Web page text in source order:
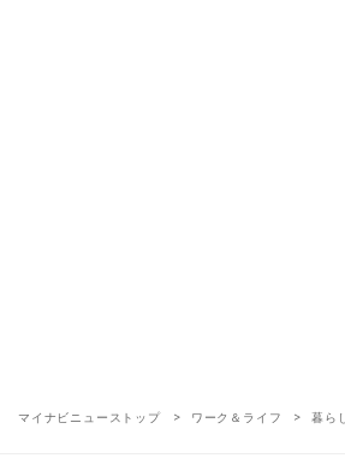
マイナビニューストップ ワーク＆ライフ 暮らし